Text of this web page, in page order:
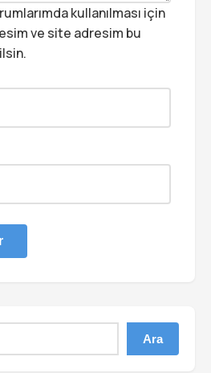
kullanılması için
ve site adresim bu
Ara